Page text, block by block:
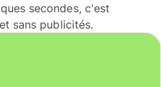
secondes, c'est
sans publicités.